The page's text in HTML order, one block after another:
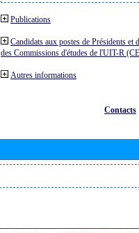
Publications
Candidats aux postes de Présidents et
des Commissions d'études de l'UIT-R
Autres informations
Contacts